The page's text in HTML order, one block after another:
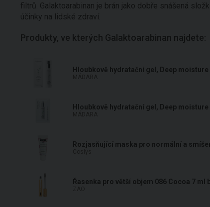
filtrů. Galaktoarabinan je brán jako dobře snášená
účinky na lidské zdraví.
Produkty, ve kterých Galaktoarabinan najdete:
Hloubkově hydratační gel, Deep moisture
Hloubkově hydratační gel, Deep moisture
Rozjasňující maska pro normální a
Řasenka pro větší objem 086 Cocoa 7 ml